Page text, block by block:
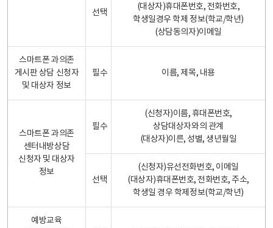
선택
(대상자)휴대폰번호, 전화번호,
학생일경우 학제 정보(학교/학년)
(상담동의자)이메일
스마트폰 과의존
게시판 상담 신청자
및 대상자 정보
필수 이름, 제목, 내용
스마트폰 과의존
센터내방상담
신청자 및 대상자
정보
필수
(신청자)이름, 휴대폰번호,
상담대상자와의 관계
(대상자)이른, 성별, 생년월일
선택
(신청자)유선전화번호, 이메일
(대상자)휴대폰번호, 전화번호, 주소,
학생일 경우 학제정보(학교/학년)
예방교육